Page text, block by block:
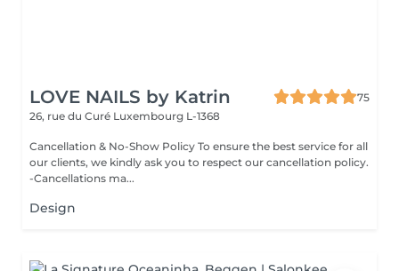
LOVE NAILS by Katrin
75
26, rue du Curé Luxembourg L-1368
Cancellation & No-Show Policy To ensure the best service for all
our clients, we kindly ask you to respect our cancellation policy.
-Cancellations ma...
Design